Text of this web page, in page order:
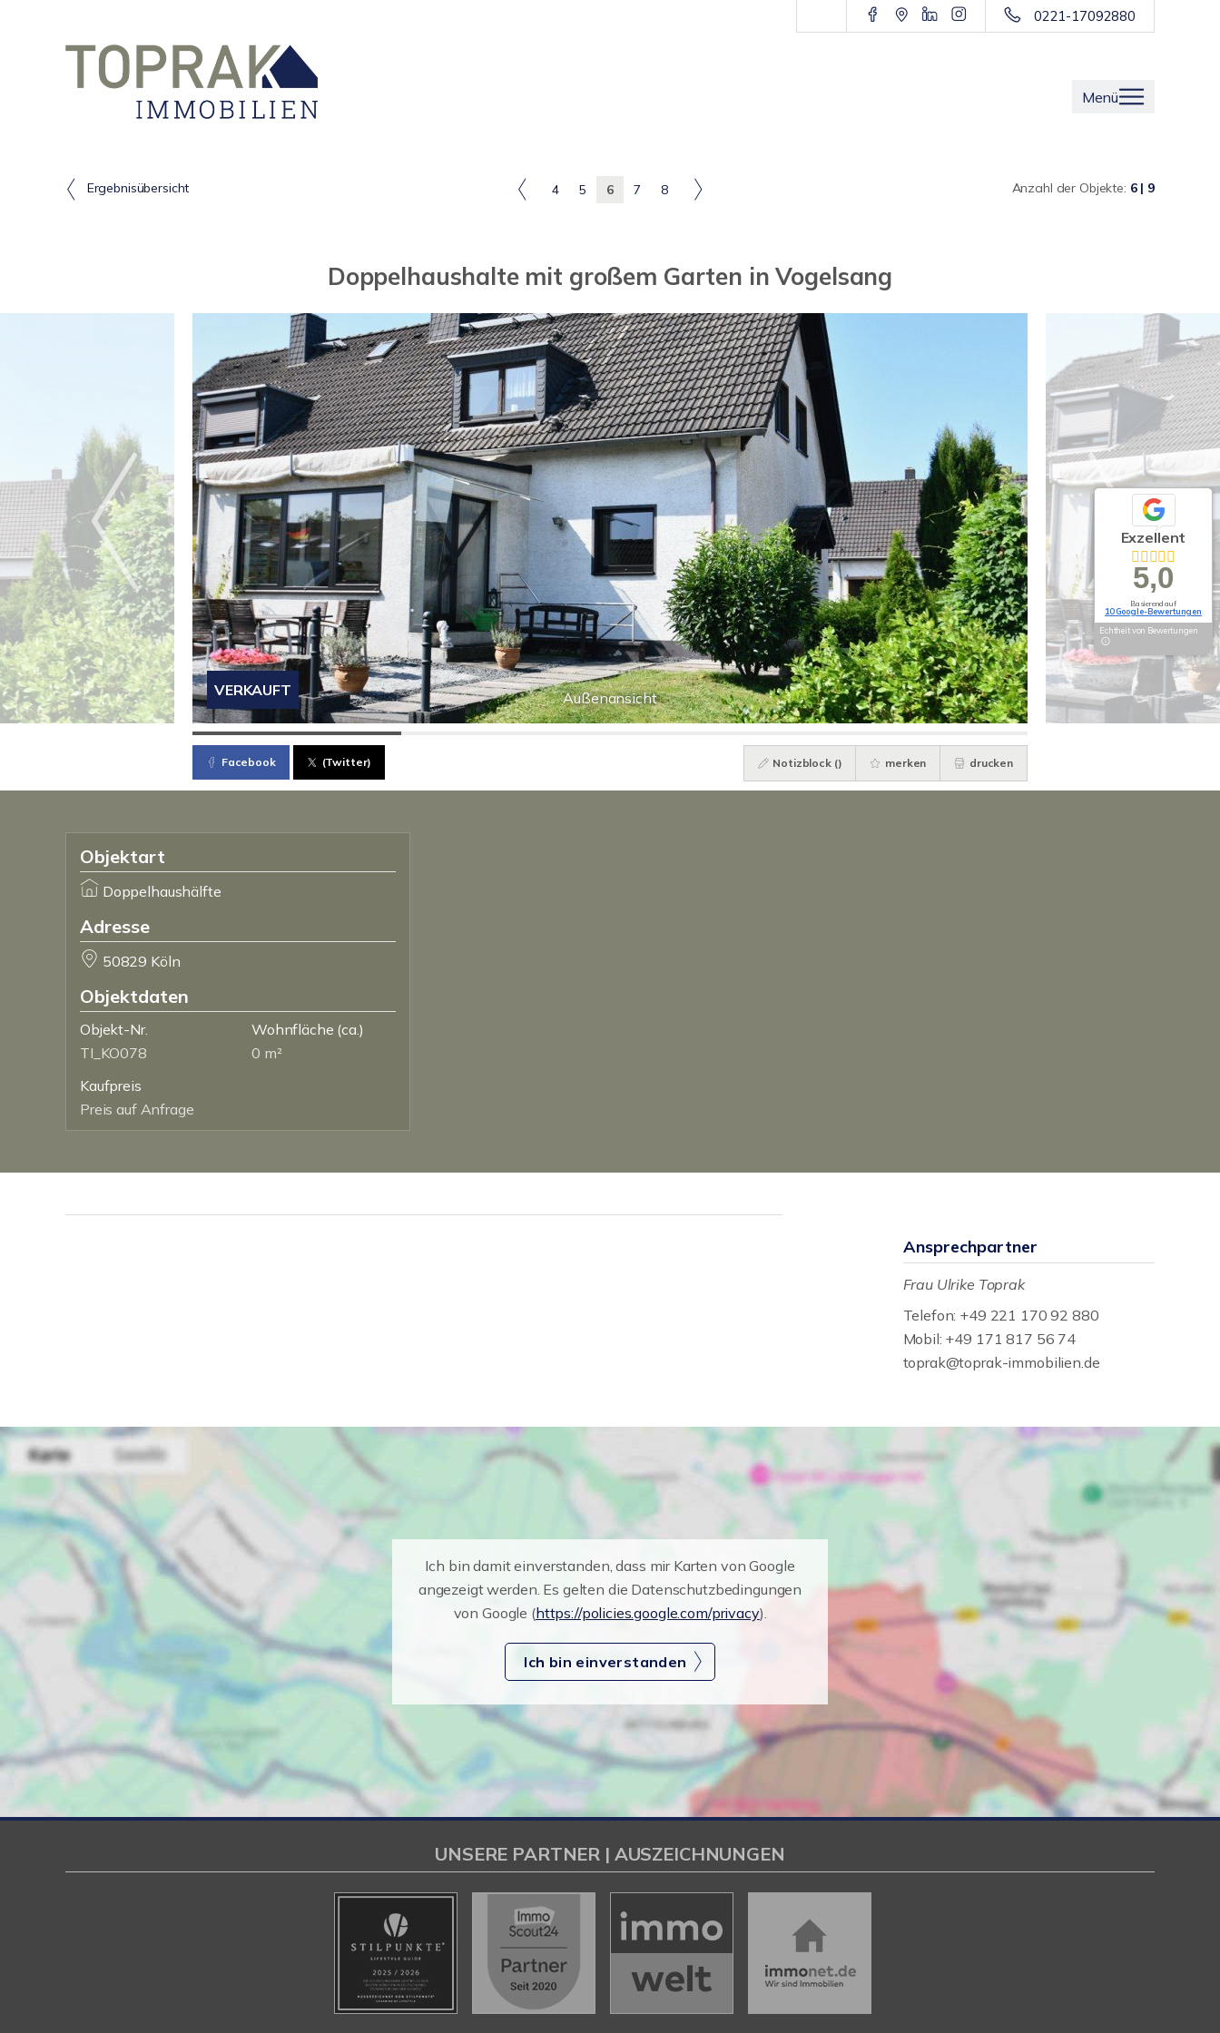
0221-17092880
Menü
Ergebnisübersicht 4 5 6 7 8 Anzahl der Objekte: 6 | 9
Doppelhaushalte mit großem Garten in Vogelsang
Außenansicht
VERKAUFT
Facebook (Twitter) Notizblock () merken drucken
Objektart
Doppelhaushälfte
Adresse
50829 Köln
Objektdaten
Objekt-Nr.
TI_KO078
Wohnfläche (ca.)
0 m²
Kaufpreis
Preis auf Anfrage
Ansprechpartner
Frau Ulrike Toprak
Telefon: +49 221 170 92 880
Mobil: +49 171 817 56 74
toprak@toprak-immobilien.de
Ich bin damit einverstanden, dass mir Karten von Google
angezeigt werden. Es gelten die Datenschutzbedingungen
von Google (https://policies.google.com/privacy).
Ich bin einverstanden
Exzellent
5,0
Basierend auf
10 Google-Bewertungen
Echtheit von Bewertungen
UNSERE PARTNER | AUSZEICHNUNGEN